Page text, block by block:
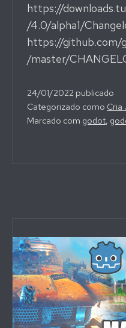
https://
/4.0/alpha1/
https://github.com/
/master/
24/01/2022 publicado
Categorizado como Cria
Marcado com godot,